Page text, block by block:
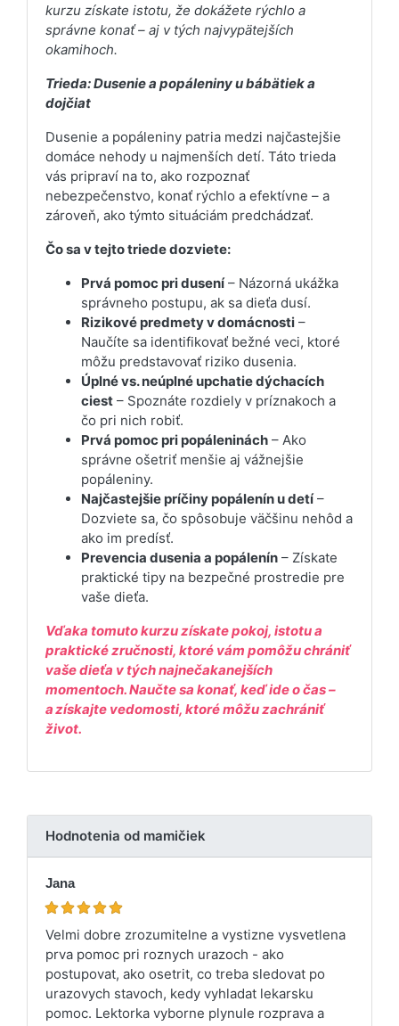
kurzu získate istotu, že dokážete rýchlo a
správne konať – aj v tých najvypätejších
okamihoch.
Trieda: Dusenie a popáleniny u bábätiek a
dojčiat
Dusenie a popáleniny patria medzi najčastejšie
domáce nehody u najmenších detí. Táto trieda
vás pripraví na to, ako rozpoznať
nebezpečenstvo, konať rýchlo a efektívne – a
zároveň, ako týmto situáciám predchádzať.
Čo sa v tejto triede dozviete:
Prvá pomoc pri dusení– Názorná ukážka
správneho postupu, ak sa dieťa dusí.
Rizikové predmety v domácnosti –
Naučíte sa identifikovať bežné veci, ktoré
môžu predstavovať riziko dusenia.
Úplné vs. neúplné upchatie dýchacích
ciest – Spoznáte rozdiely v príznakoch a
čo pri nich robiť.
Prvá pomoc pri popáleninách – Ako
správne ošetriť menšie aj vážnejšie
popáleniny.
Najčastejšie príčiny popálenín u detí–
Dozviete sa, čo spôsobuje väčšinu nehôd a
ako im predísť.
Prevencia dusenia a popálenín – Získate
praktické tipy na bezpečné prostredie pre
vaše dieťa.
Vďaka tomuto kurzu získate pokoj, istotu a
praktické zručnosti, ktoré vám pomôžu chrániť
vaše dieťa v tých najnečakanejších
momentoch. Naučte sa konať, keď ide o čas –
a získajte vedomosti, ktoré môžu zachrániť
život.
Hodnotenia od mamičiek
Jana
Velmi dobre zrozumitelne a vystizne vysvetlena
prva pomoc pri roznych urazoch - ako
postupovat, ako osetrit, co treba sledovat po
urazovych stavoch, kedy vyhladat lekarsku
pomoc. Lektorka vyborne plynule rozprava a